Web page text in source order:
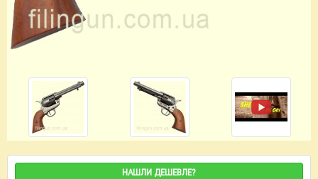
НАШЛИ ДЕШЕВЛЕ?